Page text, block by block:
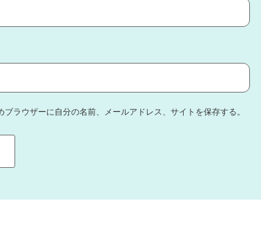
ラウザーに自分の名前、メールアドレス、サイトを保存する。